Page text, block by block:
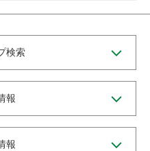
検索
報
報